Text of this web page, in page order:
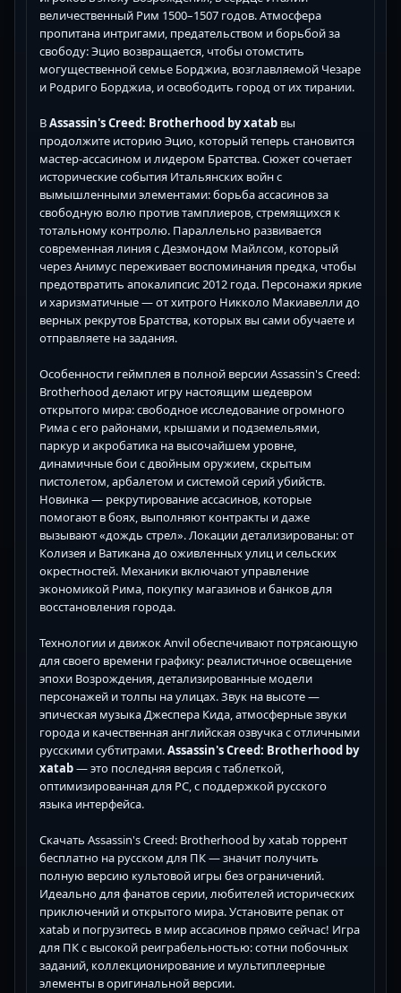
величественный Рим 1500–1507 годов. Атмосфера
пропитана интригами, предательством и борьбой за
свободу: Эцио возвращается, чтобы отомстить
могущественной семье Борджиа, возглавляемой Чезаре
и Родриго Борджиа, и освободить город от их тирании.
ВAssassin's Creed: Brotherhood by xatab вы
продолжите историю Эцио, который теперь становится
мастер-ассасином и лидером Братства. Сюжет сочетает
исторические события Итальянских войн с
вымышленными элементами: борьба ассасинов за
свободную волю против тамплиеров, стремящихся к
тотальному контролю. Параллельно развивается
современная линия с Дезмондом Майлсом, который
через Анимус переживает воспоминания предка, чтобы
предотвратить апокалипсис 2012 года. Персонажи яркие
и харизматичные — от хитрого Никколо Макиавелли до
верных рекрутов Братства, которых вы сами обучаете и
отправляете на задания.
Особенности геймплея в полной версии Assassin's Creed:
Brotherhood делают игру настоящим шедевром
открытого мира: свободное исследование огромного
Рима с его районами, крышами и подземельями,
паркур и акробатика на высочайшем уровне,
динамичные бои с двойным оружием, скрытым
пистолетом, арбалетом и системой серий убийств.
Новинка — рекрутирование ассасинов, которые
помогают в боях, выполняют контракты и даже
вызывают «дождь стрел». Локации детализированы: от
Колизея и Ватикана до оживленных улиц и сельских
окрестностей. Механики включают управление
экономикой Рима, покупку магазинов и банков для
восстановления города.
Технологии и движок Anvil обеспечивают потрясающую
для своего времени графику: реалистичное освещение
эпохи Возрождения, детализированные модели
персонажей и толпы на улицах. Звук на высоте —
эпическая музыка Джеспера Кида, атмосферные звуки
города и качественная английская озвучка с отличными
русскими субтитрами.Assassin's Creed: Brotherhood by
xatab— это последняя версия с таблеткой,
оптимизированная для PC, с поддержкой русского
языка интерфейса.
Скачать Assassin's Creed: Brotherhood by xatab торрент
бесплатно на русском для ПК — значит получить
полную версию культовой игры без ограничений.
Идеально для фанатов серии, любителей исторических
приключений и открытого мира. Установите репак от
xatab и погрузитесь в мир ассасинов прямо сейчас! Игра
для ПК с высокой реиграбельностью: сотни побочных
заданий, коллекционирование и мультиплеерные
элементы в оригинальной версии.